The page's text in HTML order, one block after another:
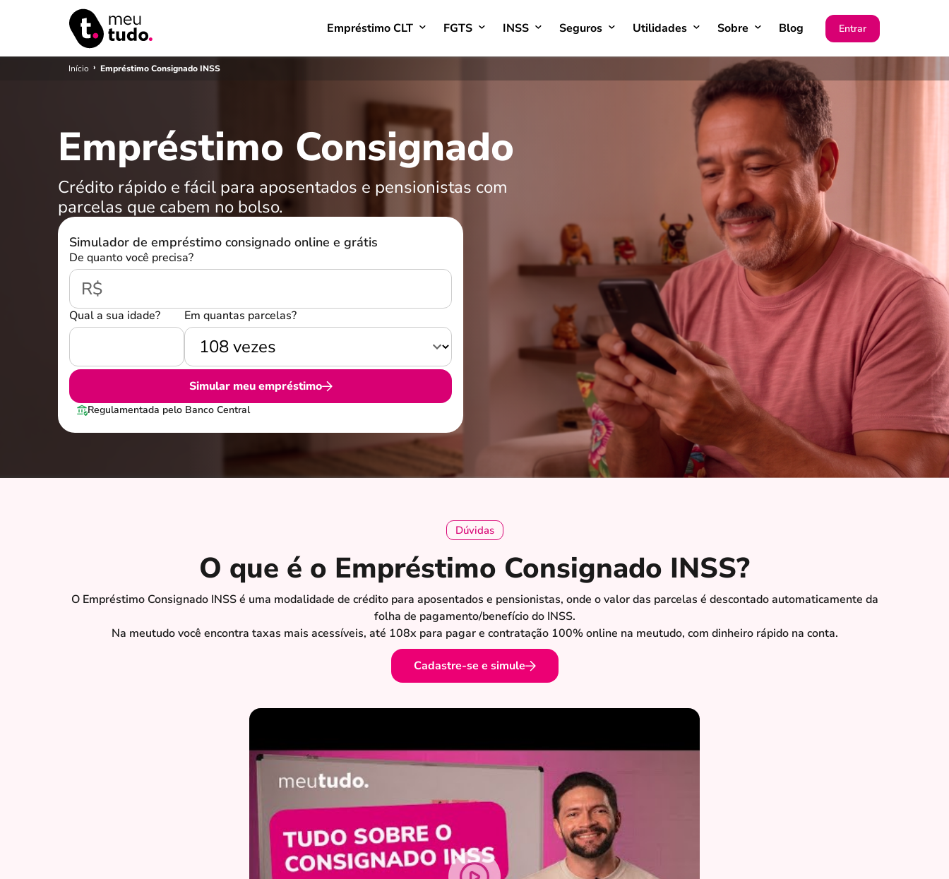
Empréstimo CLT FGTS INSS Seguros Utilidades Sobre Blog Entrar
Início › Empréstimo Consignado INSS
Empréstimo Consignado
Crédito rápido e fácil para aposentados e pensionistas com
parcelas que cabem no bolso.
Simulador de empréstimo consignado online e grátis
De quanto você precisa?
R$
Qual a sua idade? Em quantas parcelas?
Simular meu empréstimo
Regulamentada pelo Banco Central
Dúvidas
O que é o Empréstimo Consignado INSS?
O Empréstimo Consignado INSS é uma modalidade de crédito para aposentados e pensionistas, onde o valor das parcelas é descontado automaticamente da
folha de pagamento/benefício do INSS.
Na meutudo você encontra taxas mais acessíveis, até 108x para pagar e contratação 100% online na meutudo, com dinheiro rápido na conta.
Cadastre-se e simule